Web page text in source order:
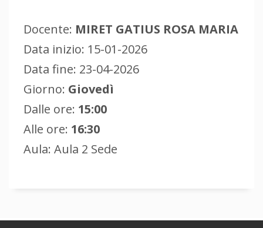
Docente: MIRET GATIUS ROSA MARIA
Data inizio: 15-01-2026
Data fine: 23-04-2026
Giorno: Giovedì
Dalle ore: 15:00
Alle ore: 16:30
Aula: Aula 2 Sede